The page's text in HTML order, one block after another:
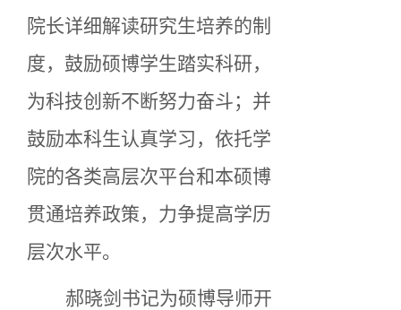
院长详细解读研究生培养的制
度，鼓励硕博学生踏实科研，
为科技创新不断努力奋斗；并
鼓励本科生认真学习，依托学
院的各类高层次平台和本硕博
贯通培养政策，力争提高学历
层次水平。
郝晓剑书记为硕博导师开